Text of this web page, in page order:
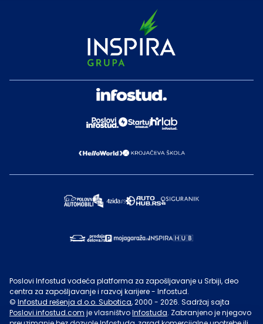
Poslovi Infostud vodeća platforma za zapošljavanje u Srbiji, deo
centra za zapošljavanje i razvoj karijere - Infostud.
© Infostud rešenja d.o.o. Subotica, 2000 - 2026. Sadržaj sajta
Poslovi.infostud.com je vlasništvoInfostuda. Zabranjeno je njegovo